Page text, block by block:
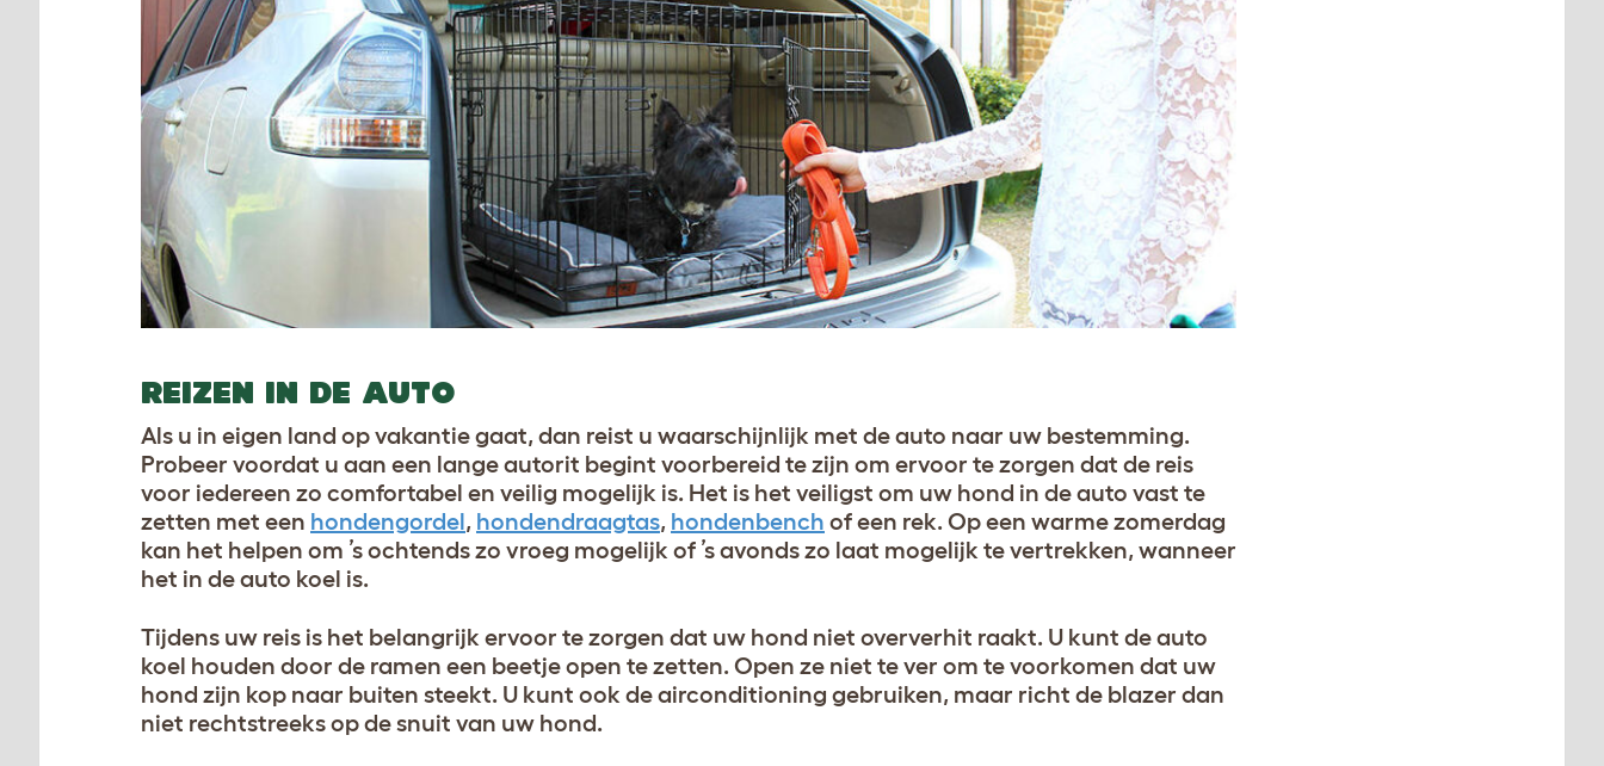
REIZEN IN DE AUTO
Als u in eigen land op vakantie gaat, dan reist u waarschijnlijk met de auto naar uw bestemming.
Probeer voordat u aan een lange autorit begint voorbereid te zijn om ervoor te zorgen dat de reis
voor iedereen zo comfortabel en veilig mogelijk is. Het is het veiligst om uw hond in de auto vast te
zetten met een hondengordel, hondendraagtas, hondenbench of een rek. Op een warme zomerdag
kan het helpen om ’s ochtends zo vroeg mogelijk of ’s avonds zo laat mogelijk te vertrekken, wanneer
het in de auto koel is.
Tijdens uw reis is het belangrijk ervoor te zorgen dat uw hond niet oververhit raakt. U kunt de auto
koel houden door de ramen een beetje open te zetten. Open ze niet te ver om te voorkomen dat uw
hond zijn kop naar buiten steekt. U kunt ook de airconditioning gebruiken, maar richt de blazer dan
niet rechtstreeks op de snuit van uw hond.